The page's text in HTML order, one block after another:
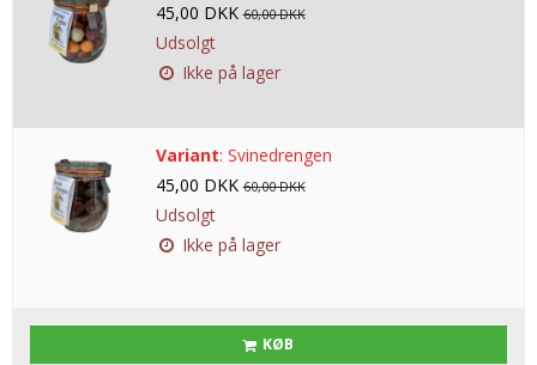
45,00 DKK 60,00 DKK
Udsolgt
Ikke på lager
Variant: Svinedrengen
45,00 DKK 60,00 DKK
Udsolgt
Ikke på lager
KØB